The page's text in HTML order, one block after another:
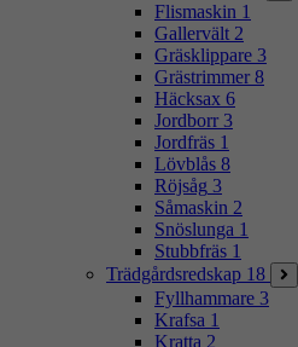
Flismaskin 1
Gallervält 2
Gräsklippare 3
Grästrimmer 8
Häcksax 6
Jordborr 3
Jordfräs 1
Lövblås 8
Röjsåg 3
Såmaskin 2
Snöslunga 1
Stubbfräs 1
Trädgårdsredskap 18
Fyllhammare 3
Krafsa 1
Kratta 2